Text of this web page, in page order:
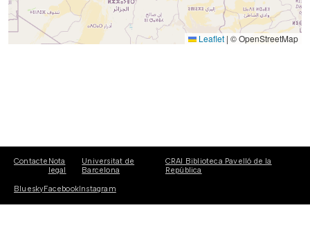
Leaflet | © OpenStreetMap
Contacte Nota
legal
Universitat de
Barcelona
CRAI Biblioteca Pavelló de la
República
BlueskyFacebookInstagram